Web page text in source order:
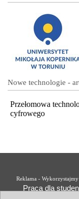
Nowe technologie -
Przełomowa
cyfrowego
Reklama -
Praca dla